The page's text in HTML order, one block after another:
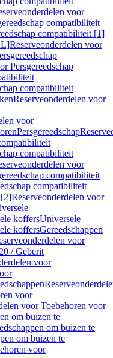
voor
compatibiliteit
compatibiliteit [1]
Reserveonderdelen voor
Persgereedschap
compatibiliteit
Reserveonderdelen voor
voor
Persgereedschap
compatibiliteit
voor
compatibiliteit
compatibiliteit
[2]Reserveonderdelen voor
koffersUniversele
koffersGereedschappen
voor
/ Geberit
voor
voor
voor Toebehoren voor
om buizen te
om buizen te
om buizen te
voor